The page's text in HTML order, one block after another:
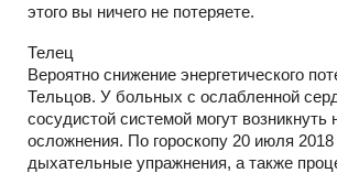
этого вы ничего не потеряете.
Телец
Вероятно снижение энергетического
Тельцов. У больных с ослабленной
сосудистой системой могут возникнуть
осложнения. По гороскопу 20 июля
дыхательные упражнения, а также